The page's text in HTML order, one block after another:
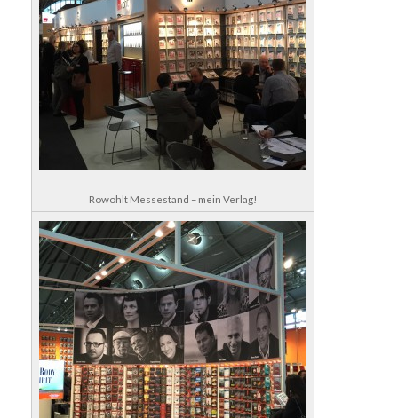
Rowohlt Messestand – mein Verlag!